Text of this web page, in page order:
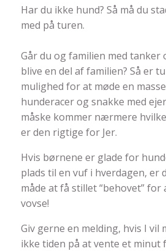
Har du ikke hund? Så må du
med på turen.
Går du og familien med tanker
blive en del af familien? Så er
mulighed for at møde en
hunderacer og snakke med
måske kommer nærmere
er den rigtige for Jer.
Hvis børnene er glade for
plads til en vuf i hverdagen, er
måde at få stillet “behovet” for
vovse!
Giv gerne en melding, hvis I vil
ikke tiden på at vente et minut